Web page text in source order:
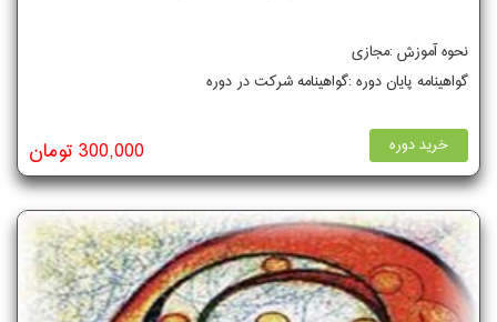
نحوه آموزش :مجازی
گواهینامه پایان دوره :گواهینامه شرکت در دوره
خرید دوره 300,000 تومان